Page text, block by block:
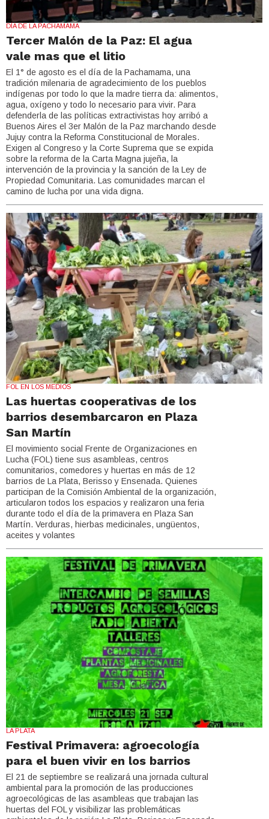
DÍA DE LA PACHAMAMA
Tercer Malón de la Paz: El agua
vale mas que el litio
El 1° de agosto es el día de la Pachamama, una
tradición milenaria de agradecimiento de los pueblos
indígenas por todo lo que la madre tierra da: alimentos,
agua, oxígeno y todo lo necesario para vivir. Para
defenderla de las políticas extractivistas hoy arribó a
Buenos Aires el 3er Malón de la Paz marchando desde
Jujuy contra la Reforma Constitucional de Morales.
Exigen al Congreso y la Corte Suprema que se expida
sobre la reforma de la Carta Magna jujeña, la
intervención de la provincia y la sanción de la Ley de
Propiedad Comunitaria. Las comunidades marcan el
camino de lucha por una vida digna.
FOL EN LOS MEDIOS
Las huertas cooperativas de los
barrios desembarcaron en Plaza
San Martín
El movimiento social Frente de Organizaciones en
Lucha (FOL) tiene sus asambleas, centros
comunitarios, comedores y huertas en más de 12
barrios de La Plata, Berisso y Ensenada. Quienes
participan de la Comisión Ambiental de la organización,
articularon todos los espacios y realizaron una feria
durante todo el día de la primavera en Plaza San
Martín. Verduras, hierbas medicinales, ungüentos,
aceites y volantes
LA PLATA
Festival Primavera: agroecología
para el buen vivir en los barrios
El 21 de septiembre se realizará una jornada cultural
ambiental para la promoción de las producciones
agroecológicas de las asambleas que trabajan las
huertas del FOL y visibilizar las problemáticas